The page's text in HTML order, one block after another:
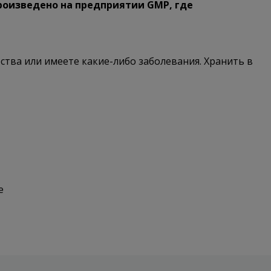
на предприятии GMP, где
или имеете какие-либо заболевания. Хранить в